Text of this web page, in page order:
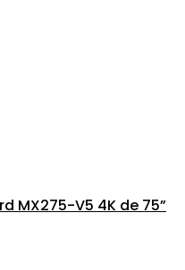
MX275-V5 4K de 75”